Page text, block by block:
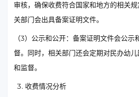
审核，确保收费符合国家和地方的相关
关部门会出具备案证明文件。
（3）公示和公开：备案证明文件会公示
督。同时，相关部门还会定期对民办幼
和监督。
收费情况分析